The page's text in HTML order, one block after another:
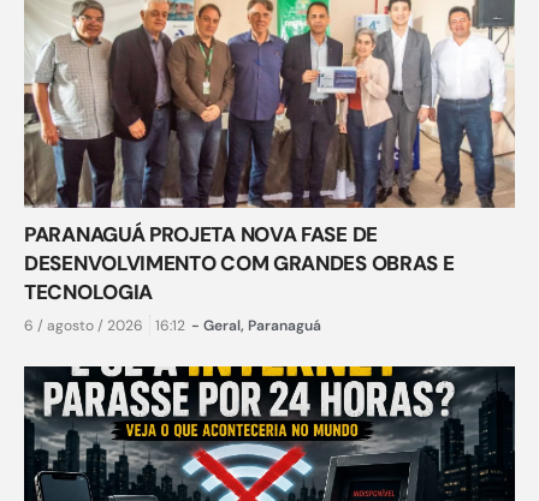
PARANAGUÁ PROJETA NOVA FASE DE
DESENVOLVIMENTO COM GRANDES OBRAS E
TECNOLOGIA
6 / agosto / 2026 16:12 - Geral, Paranaguá